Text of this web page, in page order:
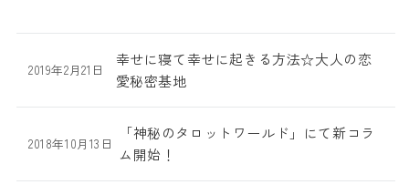
2019年2月21日
幸せに寝て幸せに起きる方法☆大人の恋
愛秘密基地
2018年10月13日
「神秘のタロットワールド」にて新コラ
ム開始！